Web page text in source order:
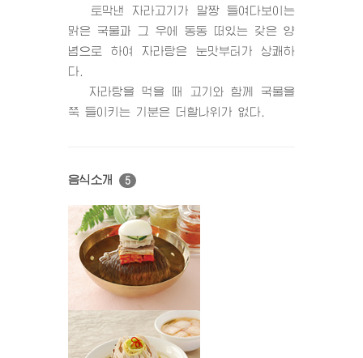
토막낸 자라고기가 말짱 들여다보이는
맑은 국물과 그 우에 동동 떠있는 갖은 양
념으로 하여 자라탕은 눈맛부터가 상쾌하
다.
자라탕을 먹을 때 고기와 함께 국물을
쭉 들이키는 기분은 더할나위가 없다.
음식소개 5